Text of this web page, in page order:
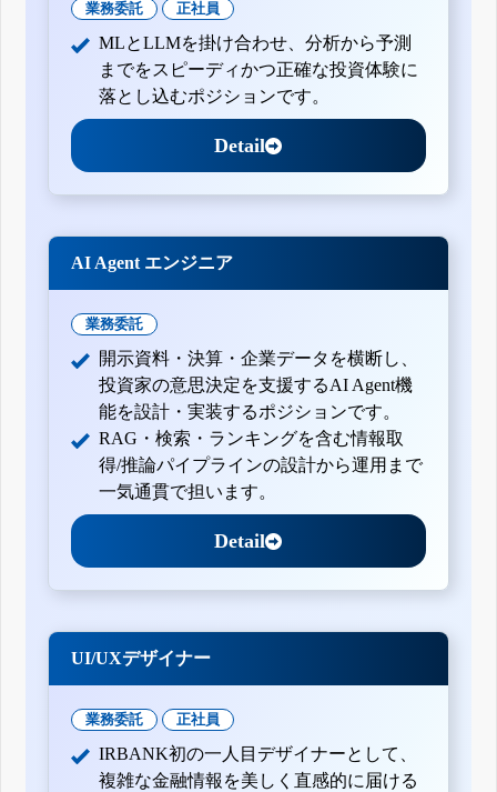
月31日)
訂正四半期報告書-第23期第1四半期(平成24年2月1日-平成24
年4月30日)
四半期報告書-第23期第1四半期(平成24年2月1日-平成24年4
四半期報告書-第22期第3四半期(平成23年8月1日-平成23年10
月31日)
四半期報告書-第22期第2四半期(平成23年5月1日-平成23年7
月31日)
月30日)
有価証券報告書-第21期(平成22年2月1日-平成23年1月31日)
月31日)
有価証券報告書-第20期(平成21年2月1日-平成22年1月31日)
有価証券報告書-第19期(平成20年2月1日-平成21年1月31日)
業務委託 正社員
MLとLLMを掛け合わせ、分析から予測
までをスピーディかつ正確な投資体験に
落とし込むポジションです。
Detail
AI Agent エンジニア
業務委託
開示資料・決算・企業データを横断し、
投資家の意思決定を支援するAI Agent機
能を設計・実装するポジションです。
RAG・検索・ランキングを含む情報取
得/推論パイプラインの設計から運用まで
一気通貫で担います。
Detail
UI/UXデザイナー
業務委託 正社員
IRBANK初の一人目デザイナーとして、
複雑な金融情報を美しく直感的に届ける